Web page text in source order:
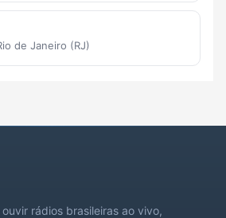
de Janeiro (RJ)
rádios brasileiras ao vivo,